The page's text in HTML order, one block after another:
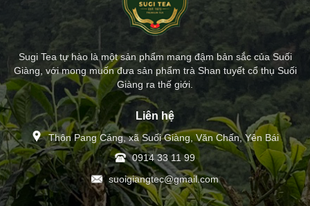
Sugi Tea tự hào là một sản phẩm mang đậm bản sắc của Suối
Giàng, với mong muốn đưa sản phẩm trà Shan tuyết cổ thụ Suối
Giàng ra thế giới.
Liên hệ
Thôn Pang Cáng, xã Suối Giàng, Văn Chấn, Yên Bái
0914 33 11 99
suoigiangtec@gmail.com